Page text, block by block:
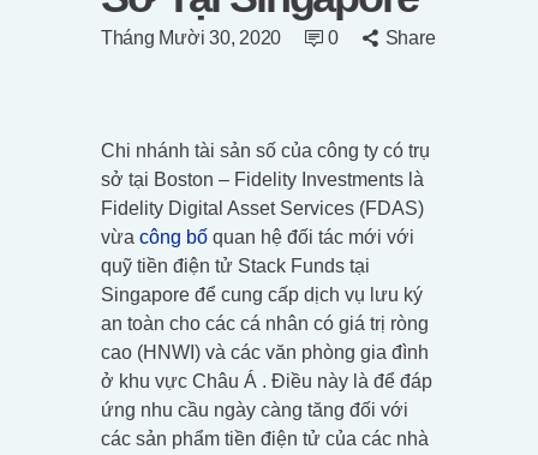
Tháng Mười 30, 2020 0 Share
Chi nhánh tài sản số của công ty có trụ
sở tại Boston – Fidelity Investments là
Fidelity Digital Asset Services (FDAS)
vừa công bố quan hệ đối tác mới với
quỹ tiền điện tử Stack Funds tại
Singapore để cung cấp dịch vụ lưu ký
an toàn cho các cá nhân có giá trị ròng
cao (HNWI) và các văn phòng gia đình
ở khu vực Châu Á . Điều này là để đáp
ứng nhu cầu ngày càng tăng đối với
các sản phẩm tiền điện tử của các nhà